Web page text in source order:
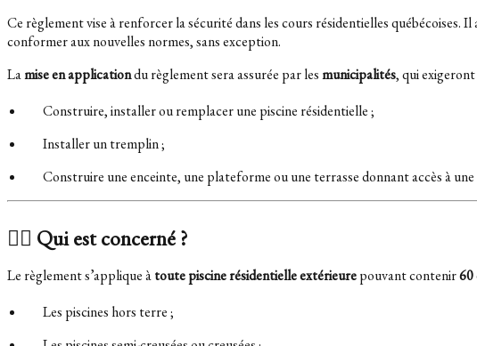
Ce règlement vise à renforcer la sécurité dans les cours résidentielles québécoises.
conformer aux nouvelles normes, sans exception.
Lamise en applicationdu règlement sera assurée par lesmunicipalités, qui
Construire, installer ou remplacer une piscine résidentielle ;
Installer un tremplin ;
Construire une enceinte, une plateforme ou une terrasse donnant accès à une
🏊‍♂️ Qui est concerné ?
Le règlement s’applique àtoute piscine résidentielle extérieurepouvant contenir60
Les piscines hors terre ;